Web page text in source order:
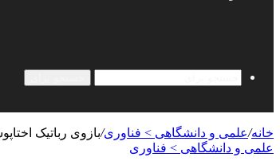
خانه/علمی‌ و دانشگاهی > فناوری/بازوی رباتیک اختاپوسی چین، ۲۶۰ برابر
علمی‌ و دانشگاهی > فناوری